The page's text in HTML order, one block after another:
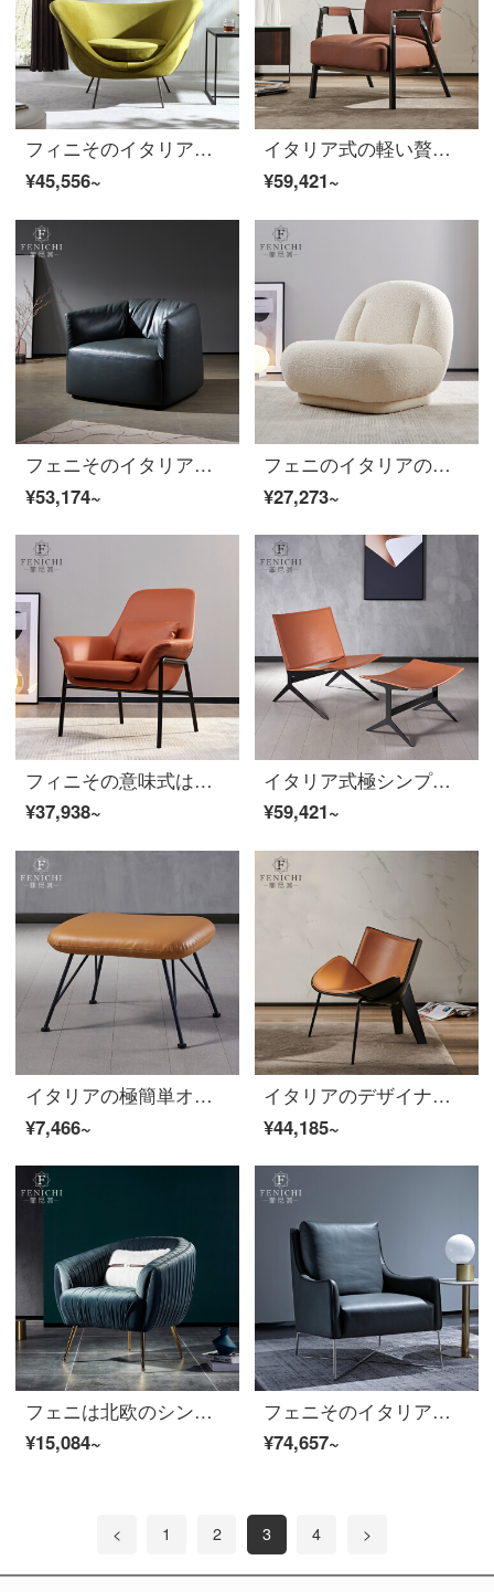
フィニそのイタリア式の極簡単なソファー椅子の創意設計者の黄緑色のレジャーチェア現代簡単なリビングルームの寝椅子の意味式の極簡単なソファーチェア1200*810*740 mm
¥45,556~
イタリア式の軽い贅沢なシングルレジャーチェアは簡単に予約した後、現代のレトロな輸入ヘッド層の牛革のソファチェアに手すり付家具の意味があります。
¥59,421~
フェニそのイタリア式の極簡単なトップ層の牛革のカジュアルな椅子の黒い皮質のシングルソファーの椅子の創意的な客間の囲いの椅子【全体のトップ層の牛革の柔らかい包み】ソファーの椅子の整頓
¥53,174~
フェニのイタリアのデザイナーのアイデアのシングルソファチェアは、軽贅沢の後、近代的なハイエンドの白いカシミヤの布のカジュアルな椅子のハイエンドのカシミアの布
¥27,273~
フィニその意味式は極簡単で、真皮のソファー椅子が軽くて贅沢な後に近代的な客間のオレンジ色のシングルソファーの手すりは背をもたせて設計者の椅子のソファーの椅子のイタリア式を支えます。
¥37,938~
イタリア式極シンプルオレンジリビングソファチェアイタリア鞍皮レジャーチェアステンレス高級アイデア横椅子【全本革シングルチェア】ルッカ橙/Lucaセット
¥59,421~
イタリアの極簡単オレンジ色のシングルソファチェアは北欧皮芸デザイナーのリビングバルコニーの怠け者レジャーチェア【デザイナーが足を踏み入れる】ペルー橙/Peru
¥7,466~
イタリアのデザイナーレジャーチェアはオレンジ色の革製ソフトバッグを輸入します。
¥44,185~
フェニは北欧のシングルソファーとリビングスタイルのアイデアカジュアルチェアステンレスブリーフシングルチェア【輸入布芸】モロッコ色/Morocanレジャーチェア
¥15,084~
フェニそのイタリア式極簡単な真皮のソファー椅子のリビングルームの灰色の羽毛はリクライニングチェアの創意設計者レジャーチェア【ダウンジャケット全真皮】PANTONE 431 C
¥74,657~
< 1 2 3 4 >